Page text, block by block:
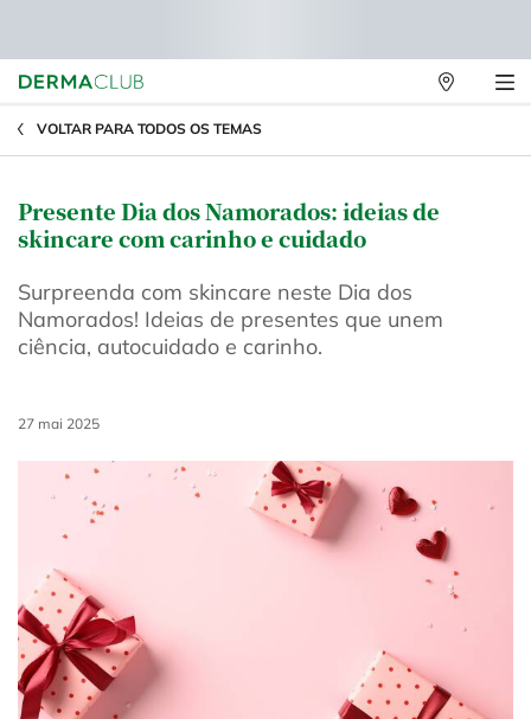
Lojas
VOLTAR PARA TODOS OS TEMAS
Presente Dia dos Namorados: ideias de
skincare com carinho e cuidado
Surpreenda com skincare neste Dia dos
Namorados! Ideias de presentes que unem
ciência, autocuidado e carinho.
Creation Date:
27 mai 2025
Update Date: